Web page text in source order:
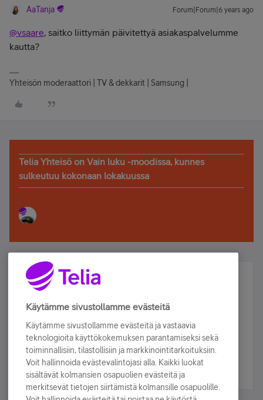
AaTanja Forum|Forum|6 years ago
@vsaare, saitko liittymän päivitettyä asiakaspalvelumme
kautta?
Yhteisön moderaattori | TV & dekkarit | Samsung |
Telia Yhteisö on Vain luku -moodissa, kunnes
sulkeutuu kokonaan lokakuussa
Älä jää paitsi – osallistu ja voita!
Tilaa Telian uutiskirje ja olet mukana arvonnassa.
sähköpostiisi.
Tilaa nyt
Käytämme sivustollamme evästeitä
Käytämme sivustollamme evästeitä ja vastaavia
teknologioita käyttökokemuksen parantamiseksi sekä
toiminnallisiin, tilastollisiin ja markkinointitarkoituksiin.
Voit hallinnoida evästevalintojasi alla. Kaikki luokat
sisältävät kolmansien osapuolien evästeitä ja
merkitsevät tietojen siirtämistä kolmansille osapuolille.